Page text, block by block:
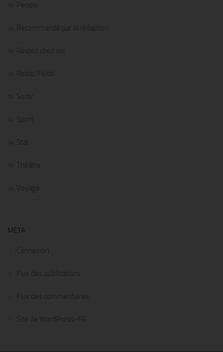
People
Recommandé par la rédaction
Restez chez soi
Resto/Hôtel
Sortir
Sport
Star
Théâtre
Voyage
MÉTA
Connexion
Flux des publications
Flux des commentaires
Site de WordPress-FR